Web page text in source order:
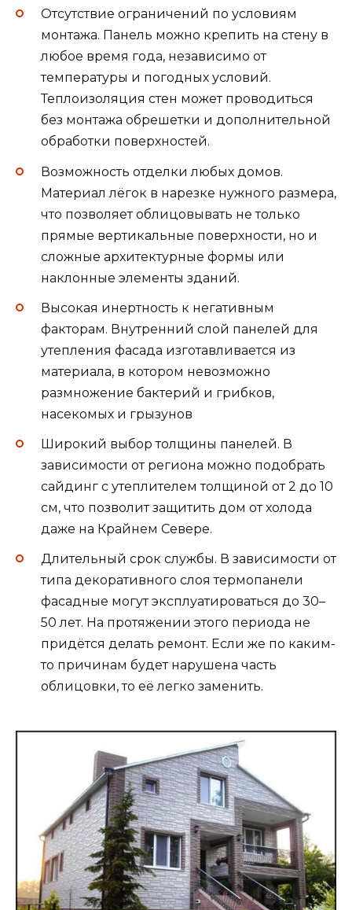
Отсутствие ограничений по условиям
монтажа. Панель можно крепить на стену в
любое время года, независимо от
температуры и погодных условий.
Теплоизоляция стен может проводиться
без монтажа обрешетки и дополнительной
обработки поверхностей.
Возможность отделки любых домов.
Материал лёгок в нарезке нужного размера,
что позволяет облицовывать не только
прямые вертикальные поверхности, но и
сложные архитектурные формы или
наклонные элементы зданий.
Высокая инертность к негативным
факторам. Внутренний слой панелей для
утепления фасада изготавливается из
материала, в котором невозможно
размножение бактерий и грибков,
насекомых и грызунов
Широкий выбор толщины панелей. В
зависимости от региона можно подобрать
сайдинг с утеплителем толщиной от 2 до 10
см, что позволит защитить дом от холода
даже на Крайнем Севере.
Длительный срок службы. В зависимости от
типа декоративного слоя термопанели
фасадные могут эксплуатироваться до 30–
50 лет. На протяжении этого периода не
придётся делать ремонт. Если же по каким-
то причинам будет нарушена часть
облицовки, то её легко заменить.